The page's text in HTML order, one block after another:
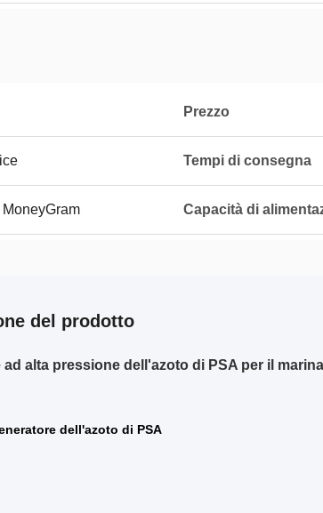
Prezzo
Tempi di consegna
MoneyGram Capacità di
del prodotto
ad alta pressione dell'azoto di PSA per il
dell'azoto di PSA